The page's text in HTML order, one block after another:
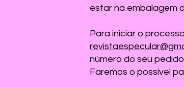
estar na embalagem
Para iniciar o
número do seu
Faremos o possível